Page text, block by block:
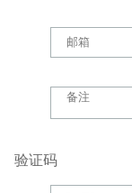
验证码